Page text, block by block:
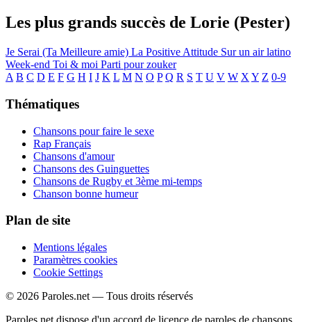
Les plus grands succès de Lorie (Pester)
Je Serai (Ta Meilleure amie) La Positive Attitude Sur un air latino
Week-end Toi & moi Parti pour zouker
A B C D E F G H I J K L M N O P Q R S T U V W X Y Z 0-9
Thématiques
Chansons pour faire le sexe
Rap Français
Chansons d'amour
Chansons des Guinguettes
Chansons de Rugby et 3ème mi-temps
Chanson bonne humeur
Plan de site
Mentions légales
Paramètres cookies
Cookie Settings
© 2026 Paroles.net — Tous droits réservés